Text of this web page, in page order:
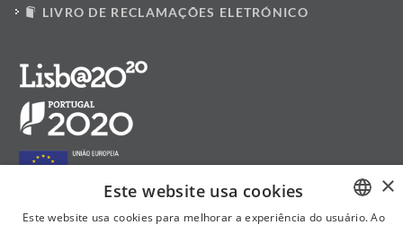
LIVRO DE RECLAMAÇÕES ELETRÓNICO
×
Este website usa cookies
Este website usa cookies para melhorar a experiência do usuário. Ao